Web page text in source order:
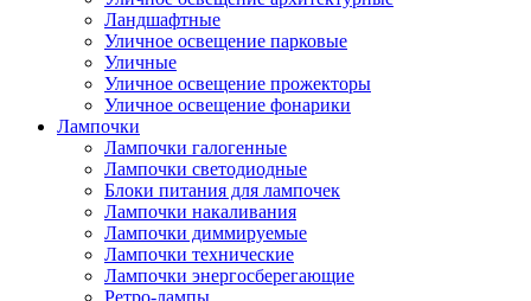
Ландшафтные
Уличное освещение парковые
Уличные
Уличное освещение прожекторы
Уличное освещение фонарики
Лампочки
Лампочки галогенные
Лампочки светодиодные
Блоки питания для лампочек
Лампочки накаливания
Лампочки диммируемые
Лампочки технические
Лампочки энергосберегающие
Ретро-лампы